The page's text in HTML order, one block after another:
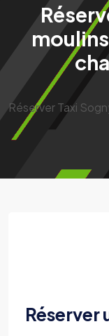
Réserver Taxi
Réserver